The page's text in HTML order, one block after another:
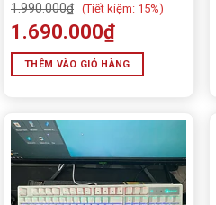
1.990.000₫ (Tiết kiệm: 15%)
1.690.000₫
THÊM VÀO GIỎ HÀNG